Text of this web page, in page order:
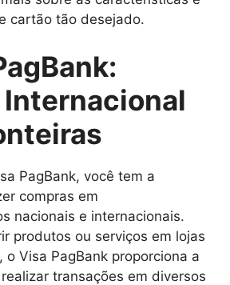
cartão tão desejado.
PagBank, você tem a
compras em
nacionais e internacionais.
produtos ou serviços em lojas
o Visa PagBank proporciona a
transações em diversos